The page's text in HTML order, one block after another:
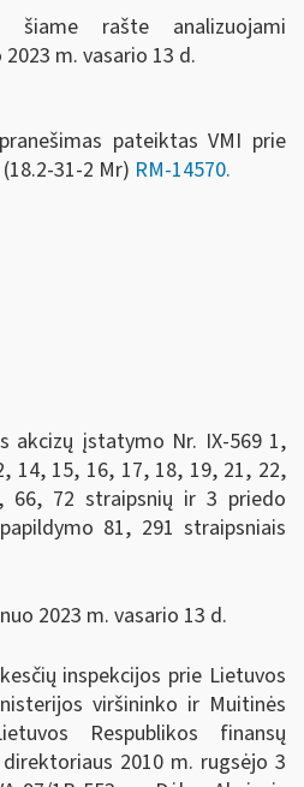
šiame rašte analizuojami
m. vasario 13 d.
pateiktas VMI prie
31-2 Mr) RM-14570.
akcizų įstatymo Nr. IX-569 1,
14, 15, 16, 17, 18, 19, 21, 22,
66, 72 straipsnių ir 3 priedo
81, 291 straipsniais
2023 m. vasario 13 d.
inspekcijos prie Lietuvos
viršininko ir Muitinės
Respublikos finansų
2010 m. rugsėjo 3